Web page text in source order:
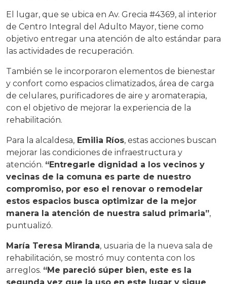
El lugar, que se ubica en Av. Grecia #4369, al interior
de Centro Integral del Adulto Mayor, tiene como
objetivo entregar una atención de alto estándar para
las actividades de recuperación.
También se le incorporaron elementos de bienestar
y confort como espacios climatizados, área de carga
de celulares, purificadores de aire y aromaterapia,
con el objetivo de mejorar la experiencia de la
rehabilitación.
Para la alcaldesa, Emilia Ríos, estas acciones buscan
mejorar las condiciones de infraestructura y
atención. “Entregarle dignidad a los vecinos y
vecinas de la comuna es parte de nuestro
compromiso, por eso el renovar o remodelar
estos espacios busca optimizar de la mejor
manera la atención de nuestra salud primaria”,
puntualizó.
María Teresa Miranda, usuaria de la nueva sala de
rehabilitación, se mostró muy contenta con los
arreglos. “Me pareció súper bien, este es la